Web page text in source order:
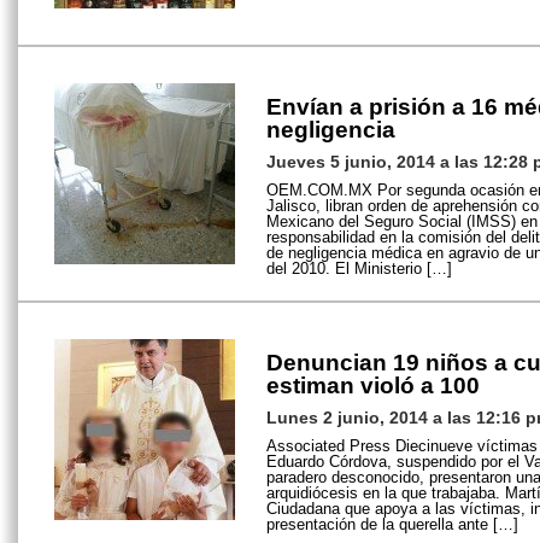
Envían a prisión a 16
negligencia
Jueves 5 junio, 2014 a las 12:28
OEM.COM.MX Por segunda ocasión
Jalisco, libran orden de aprehensión
Mexicano del Seguro Social (IMSS)
responsabilidad en la comisión del
de negligencia médica en agravio de
del 2010. El Ministerio […]
Denuncian 19 niños a
estiman violó a 100
Lunes 2 junio, 2014 a las 12:16
Associated Press Diecinueve
Eduardo Córdova, suspendido por el
paradero desconocido, presentaron
arquidiócesis en la que trabajaba.
Ciudadana que apoya a las víctimas,
presentación de la querella ante […]